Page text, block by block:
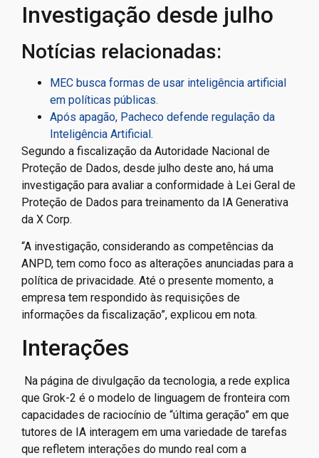
Investigação desde julho
Notícias relacionadas:
MEC busca formas de usar inteligência artificial
em políticas públicas.
Após apagão, Pacheco defende regulação da
Inteligência Artificial.
Segundo a fiscalização da Autoridade Nacional de
Proteção de Dados, desde julho deste ano, há uma
investigação para avaliar a conformidade à Lei Geral de
Proteção de Dados para treinamento da IA Generativa
da X Corp.
“A investigação, considerando as competências da
ANPD, tem como foco as alterações anunciadas para a
política de privacidade. Até o presente momento, a
empresa tem respondido às requisições de
informações da fiscalização”, explicou em nota.
Interações
Na página de divulgação da tecnologia, a rede explica
que Grok-2 é o modelo de linguagem de fronteira com
capacidades de raciocínio de “última geração” em que
tutores de IA interagem em uma variedade de tarefas
que refletem interações do mundo real com a